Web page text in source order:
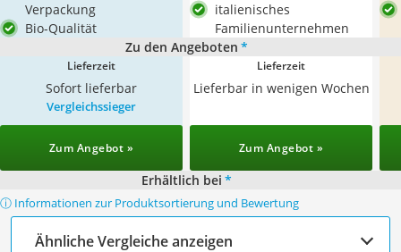
Verpackung
Bio-Qualität
italienisches
Familienunternehmen
Zu den Angeboten *
Lieferzeit
Sofort lieferbar
Lieferzeit
Lieferbar in wenigen Wochen
Vergleichssieger
Zum Angebot » Zum Angebot »
Erhältlich bei *
ⓘ Informationen zur Produktsortierung und Bewertung
Ähnliche Vergleiche anzeigen